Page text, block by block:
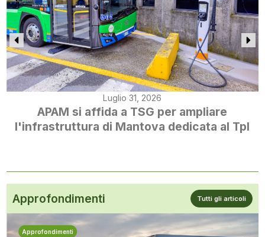
Luglio 31, 2026
APAM si affida a TSG per ampliare
l'infrastruttura di Mantova dedicata al Tpl
Approfondimenti Tutti gli articoli
Approfondimenti